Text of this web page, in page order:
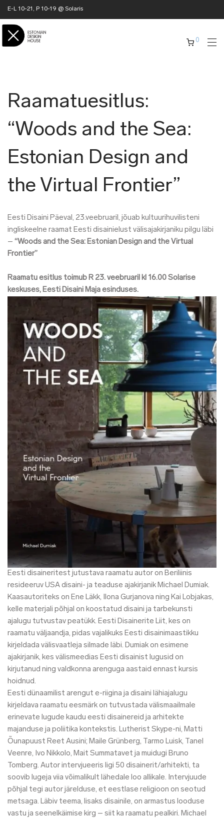
E-L 10-21, P 10-19 @ Solaris
0
Raamatuesitlus:
“Woods and the Sea:
Estonian Design and
the Virtual Frontier”
Eesti Disaini Päeval, 23.veebruaril, jõuab kultuurihuvilisteni
ingliskeelne raamat Eesti disainielust välisajakirjaniku pilgu läbi
– “Woods and the Sea: Estonian Design and the Virtual
Frontier”
Raamatu esitlus toimub R 23. veebruaril kl 16.00 Solarise
keskuses, Eesti Disaini Maja esinduses.
Eesti disaineritest jutustava raamatu autor on Beriliinis
resideeruv USA disaini- ja teaduse ajakirjanik Michael Dumiak.
Kaasautoriteks on Ene Läkk, Ilona Gurjanova ning Kai Lobjakas,
kelle materjali põhjal on koostatud disaini ja tarbekunsti
ajalugu tutvustav peatükk. Eesti Disainerite Liit, kes on
raamatu väljaandja, pidas vajalikuks Eesti disainimaastikku
kirjeldada välisvaatleja silmade läbi. Dumiak on esimene
ajakirjanik, kes välismeedias Eesti disainist lugusid on
kirjutanud ning valdkonna arenguga aastaid ennast kursis
hoidnud.
Eesti dünaamilist arengut e-riigina ja disaini lähiajalugu
kirjeldava raamatu eesmärk on tutvustada välismaailmale
erinevate lugude kaudu eesti disainereid ja arhitekte
majanduse ja poliitika kontekstis. Lutherist Skype-ni, Matti
Õunapuust Reet Ausini; Maile Grünberg, Tarmo Luisk, Tanel
Veenre, Ivo Nikkolo, Mait Summatavet ja muidugi Bruno
Tomberg. Autor intervjueeris ligi 50 disainerit/arhitekti, ta
soovib lugeja viia võimalikult lähedale loo allikale. Intervjuude
põhjal tegi autor järelduse, et eestlase religioon on seotud
metsaga. Läbiv teema, lisaks disainile, on armastus looduse
vastu ja seenelkäimise kirg – siit ka raamatu pealkiri. Michael